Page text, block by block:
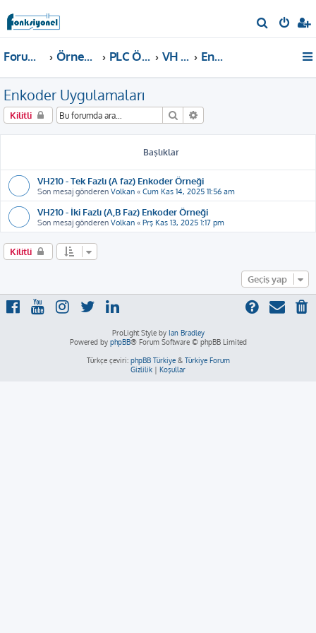
r
Forum ana sayfa Örnekler ve Dokümanlar PLC Örnekleri VH PLC Enkoder Uygulamaları
Enkoder Uygulamaları
Kilitli Ara
Başlıklar
VH210 - Tek Fazlı (A faz) Enkoder Örneği
Son mesaj gönderen Volkan « Cum Kas 14, 2025 11:56 am
VH210 - İki Fazlı (A,B Faz) Enkoder Örneği
Son mesaj gönderen Volkan « Prş Kas 13, 2025 1:17 pm
Kilitli
Geçiş yap
ProLight Style by Ian Bradley
Powered by phpBB® Forum Software © phpBB Limited
Türkçe çeviri: phpBB Türkiye& Türkiye Forum
Gizlilik | Koşullar